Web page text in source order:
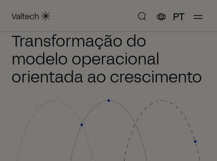
PT
Transformação do
modelo operacional
orientada ao crescimento